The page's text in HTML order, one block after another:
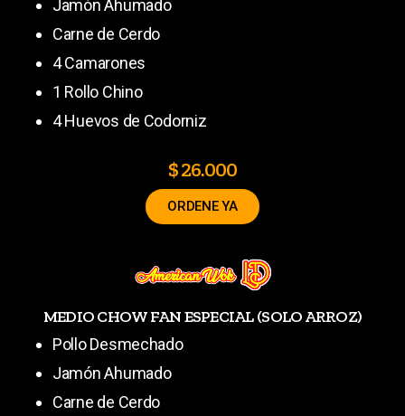
Jamón Ahumado
Carne de Cerdo
4 Camarones
1 Rollo Chino
4 Huevos de Codorniz
$ 26.000
ORDENE YA
MEDIO CHOW FAN ESPECIAL (SOLO ARROZ)
Pollo Desmechado
Jamón Ahumado
Carne de Cerdo